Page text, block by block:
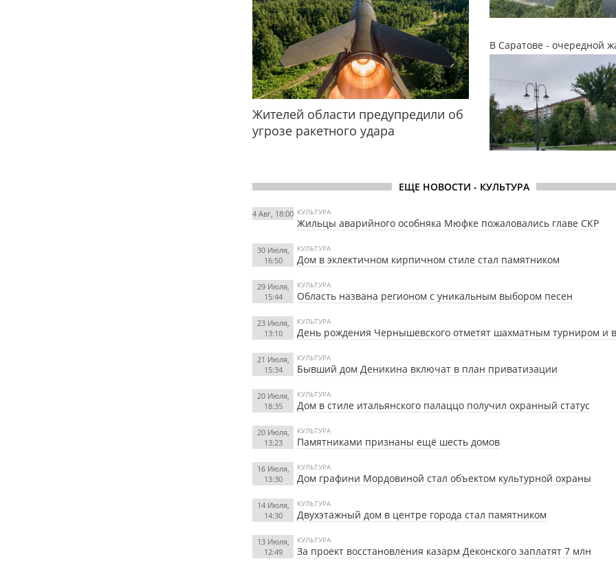
Жителей области предупредили об
угрозе ракетного удара
В Саратове - очередной
ЕЩЕ НОВОСТИ - КУЛЬТУРА
4 Авг, 18:00 КУЛЬТУРА
Жильцы аварийного особняка Мюфке пожаловались главе СКР
30 Июля,
16:50
КУЛЬТУРА
Дом в эклектичном кирпичном стиле стал памятником
29 Июля,
15:44
КУЛЬТУРА
Область названа регионом с уникальным выбором песен
23 Июля,
13:10
КУЛЬТУРА
День рождения Чернышевского отметят шахматным турниром и
21 Июля,
15:34
КУЛЬТУРА
Бывший дом Деникина включат в план приватизации
20 Июля,
18:35
КУЛЬТУРА
Дом в стиле итальянского палаццо получил охранный статус
20 Июля,
13:23
КУЛЬТУРА
Памятниками признаны ещё шесть домов
16 Июля,
13:30
КУЛЬТУРА
Дом графини Мордовиной стал объектом культурной охраны
14 Июля,
14:30
КУЛЬТУРА
Двухэтажный дом в центре города стал памятником
13 Июля,
12:49
КУЛЬТУРА
За проект восстановления казарм Деконского заплатят 7 млн